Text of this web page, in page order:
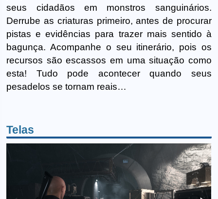
seus cidadãos em monstros sanguinários.
Derrube as criaturas primeiro, antes de procurar
pistas e evidências para trazer mais sentido à
bagunça. Acompanhe o seu itinerário, pois os
recursos são escassos em uma situação como
esta! Tudo pode acontecer quando seus
pesadelos se tornam reais…
Telas